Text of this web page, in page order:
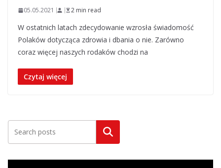
05.05.2021 2 min read
W ostatnich latach zdecydowanie wzrosła świadomość
Polaków dotycząca zdrowia i dbania o nie. Zarówno
coraz więcej naszych rodaków chodzi na
Czytaj więcej
Szukaj